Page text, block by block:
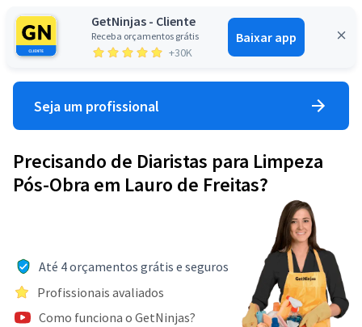
GetNinjas - Cliente
Receba orçamentos grátis
+30K
Baixar app
Entrar
Seja um profissional
Precisando de Diaristas para Limpeza
Pós-Obra em Lauro de Freitas?
Até 4 orçamentos grátis e seguros
Profissionais avaliados
Como funciona o GetNinjas?